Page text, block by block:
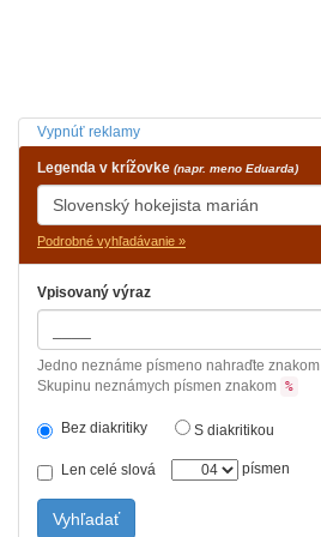
Vypnúť reklamy
Legenda v krížovke (napr. meno Eduarda)
Podrobné vyhľadávanie »
Vpisovaný výraz
Jedno neznáme písmeno nahraďte znakom
Skupinu neznámych písmen znakom %
Bez diakritiky S diakritikou
Len celé slová písmen
Vyhľadať